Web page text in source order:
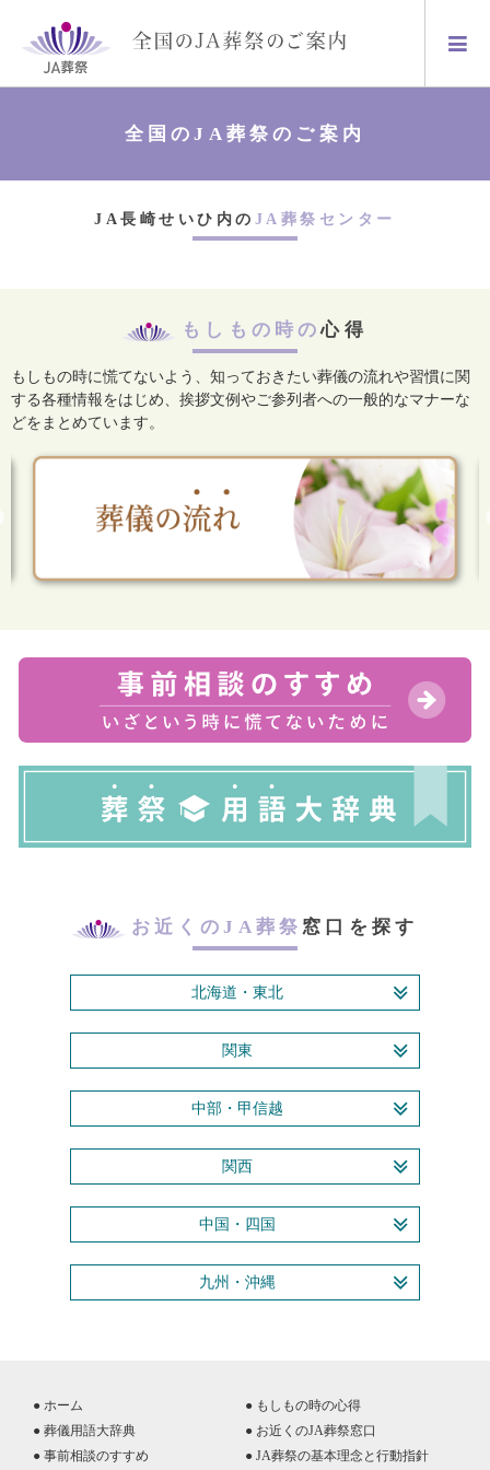
全国のJA葬祭のご案内
JA長崎せいひ内の JA葬祭センター
もしもの時の心得
もしもの時に慌てないよう、知っておきたい葬儀の流れや習慣に関
する各種情報をはじめ、 挨拶文例やご参列者への一般的なマナーな
どをまとめています。
お近くのJA葬祭 窓口を探す
北海道・東北
関東
中部・甲信越
関西
中国・四国
九州・沖縄
● ホーム
● もしもの時の心得
● 葬儀用語大辞典
● お近くのJA葬祭窓口
● 事前相談のすすめ
● JA葬祭の基本理念と行動指針